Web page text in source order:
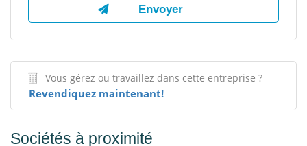
Vous gérez ou travaillez dans cette entreprise ?
Revendiquez maintenant!
Sociétés à proximité